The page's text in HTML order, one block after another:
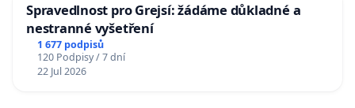
Spravedlnost pro Grejsí: žádáme důkladné a
nestranné vyšetření
1 677 podpisů
120 Podpisy / 7 dní
22 Jul 2026